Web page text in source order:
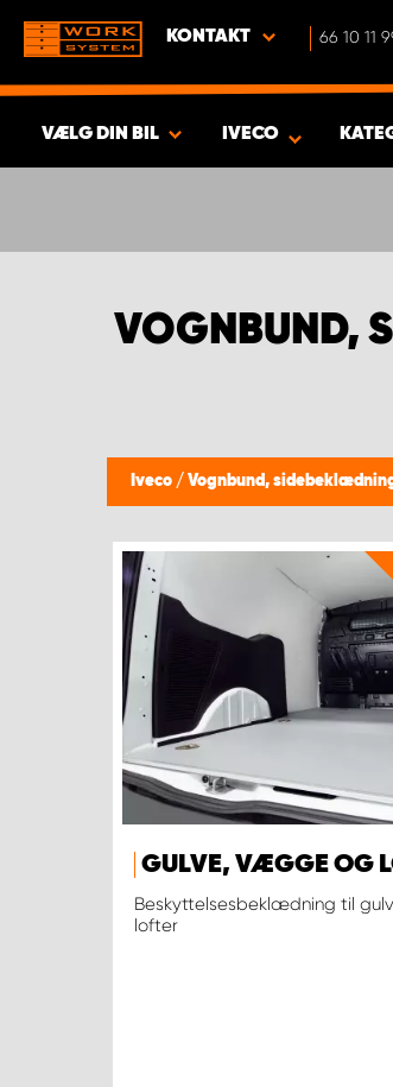
KONTAKT 66 10 11
VÆLG DIN BIL IVECO
VOGNBUND,
Iveco / Vognbund,
GULVE, VÆGGE OG
Beskyttelsesbeklædning til
lofter